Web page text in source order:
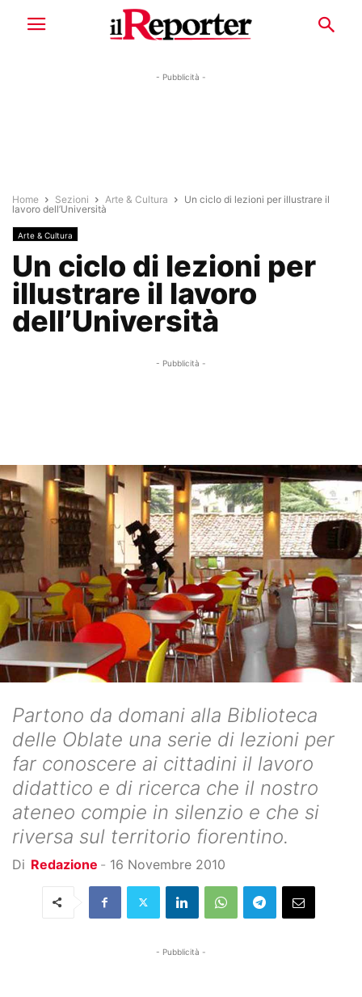
- Pubblicità -
Home Sezioni Arte & Cultura
Un ciclo di lezioni per illustrare il
lavoro dell’Università
Arte & Cultura
Un ciclo di lezioni per
illustrare il lavoro
dell’Università
- Pubblicità -
Partono da domani alla Biblioteca
delle Oblate una serie di lezioni per
far conoscere ai cittadini il lavoro
didattico e di ricerca che il nostro
ateneo compie in silenzio e che si
riversa sul territorio fiorentino.
Di Redazione - 16 Novembre 2010
- Pubblicità -